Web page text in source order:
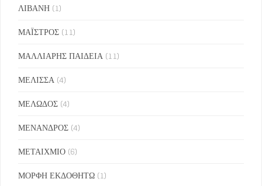
ΛΙΒΑΝΗ (1)
ΜΑΪΣΤΡΟΣ (11)
ΜΑΛΛΙΑΡΗΣ ΠΑΙΔΕΙΑ (11)
ΜΕΛΙΣΣΑ (4)
ΜΕΛΩΔΟΣ (4)
ΜΕΝΑΝΔΡΟΣ (4)
ΜΕΤΑΙΧΜΙΟ (6)
ΜΟΡΦΗ ΕΚΔΟΘΗΤΩ (1)